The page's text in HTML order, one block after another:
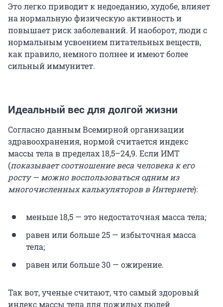
Это легко приводит к недоеданию, худобе, влияет
на нормальную физическую активность и
повышает риск заболеваний. И наоборот, люди с
нормальным усвоением питательных веществ,
как правило, немного полнее и имеют более
сильный иммунитет.
Идеальный вес для долгой жизни
Согласно данным Всемирной организации
здравоохранения, нормой считается индекс
массы тела в пределах 18,5–24,9. Если ИМТ
(показывает соотношение веса человека к его
росту — можно воспользоваться одним из
многочисленных калькуляторов в Интернете):
меньше 18,5 — это недостаточная масса тела;
равен или больше 25 — избыточная масса
тела;
равен или больше 30 — ожирение.
Так вот, ученые считают, что самый здоровый
индекс массы тела для пожилых людей